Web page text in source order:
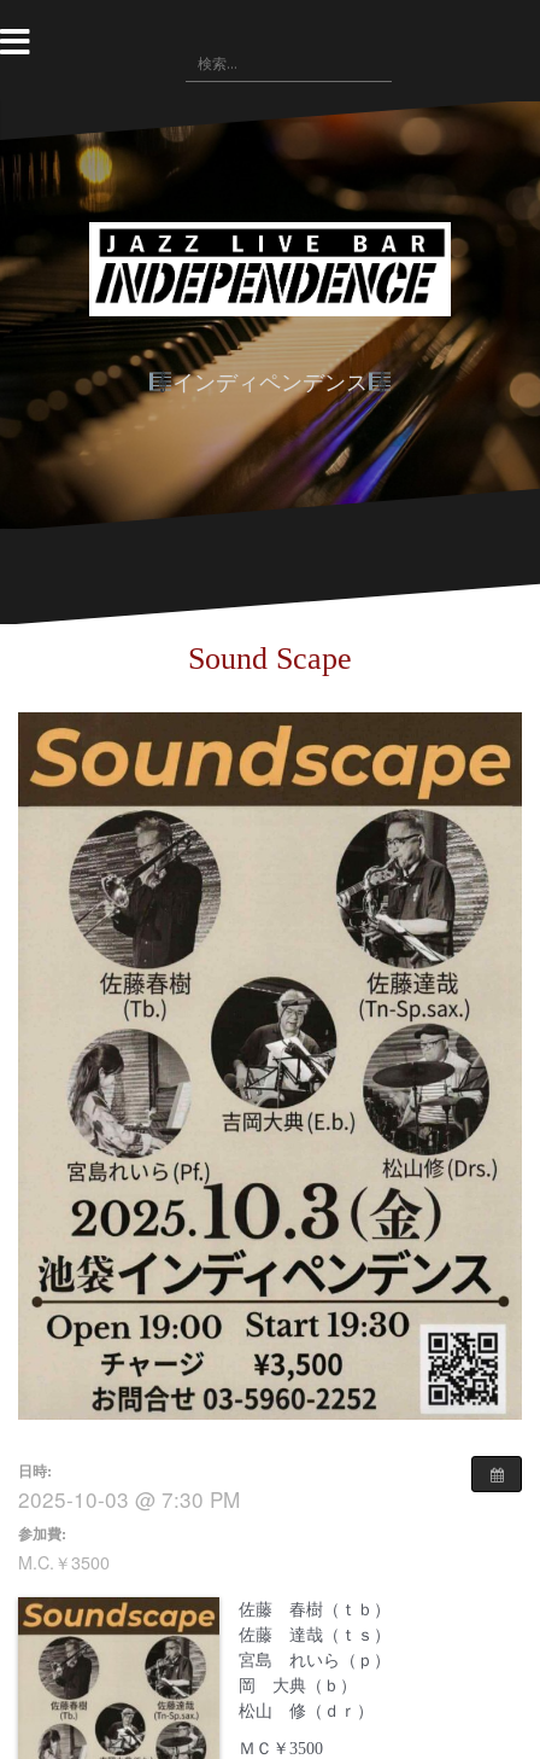
ン
テ
へ
ス
検
索:
インディペンデンス
Sound Scape
日時:
2025-10-03 @ 7:30 PM
参加費:
M.C.￥3500
佐藤 春樹（ｔｂ）
佐藤 達哉（ｔｓ）
宮島 れいら（ｐ）
岡 大典（ｂ）
松山 修（ｄｒ）
ＭＣ￥3500